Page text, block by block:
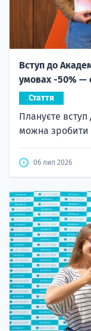
Вступ до
умовах -50% —
Стаття
Плануєте вступ
можна зробити
06 лип 2026